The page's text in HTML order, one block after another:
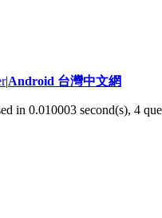
|Android 台灣中文網
in 0.010003 second(s), 4